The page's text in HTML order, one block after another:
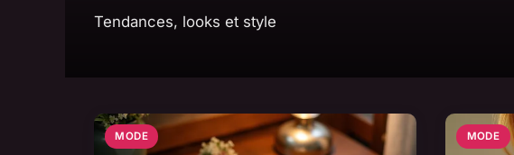
Tendances, looks et style
MODE MODE